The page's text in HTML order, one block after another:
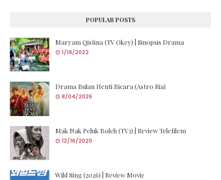
POPULAR POSTS
Maryam Qistina (TV Okey) | Sinopsis Drama
1/19/2022
Drama Bulan Henti Bicara (Astro Ria)
8/04/2026
Mak Nak Peluk Boleh (TV3) | Review Telefilem
12/16/2020
Wild Sing (2026) | Review Movie